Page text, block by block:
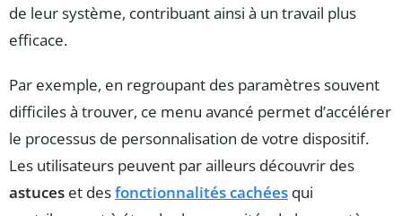
de leur système, contribuant ainsi à un travail plus
efficace.
Par exemple, en regroupant des paramètres souvent
difficiles à trouver, ce menu avancé permet d’accélérer
le processus de personnalisation de votre dispositif.
Les utilisateurs peuvent par ailleurs découvrir des
astuces et desfonctionnalités cachées qui